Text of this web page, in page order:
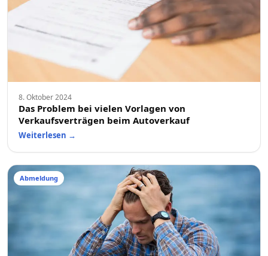
8. Oktober 2024
Das Problem bei vielen Vorlagen von
Verkaufsverträgen beim Autoverkauf
Weiterlesen →
Abmeldung